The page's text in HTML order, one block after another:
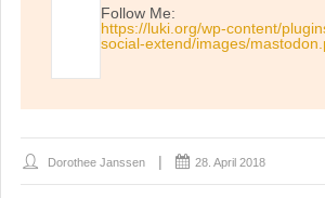
Follow Me:
https://luki.org/wp-content/
social-extend/images/
Dorothee Janssen 28. April 2018